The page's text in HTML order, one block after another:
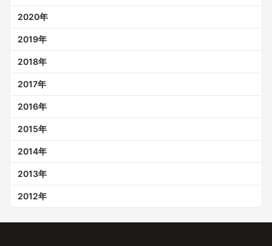
2020年
2019年
2018年
2017年
2016年
2015年
2014年
2013年
2012年